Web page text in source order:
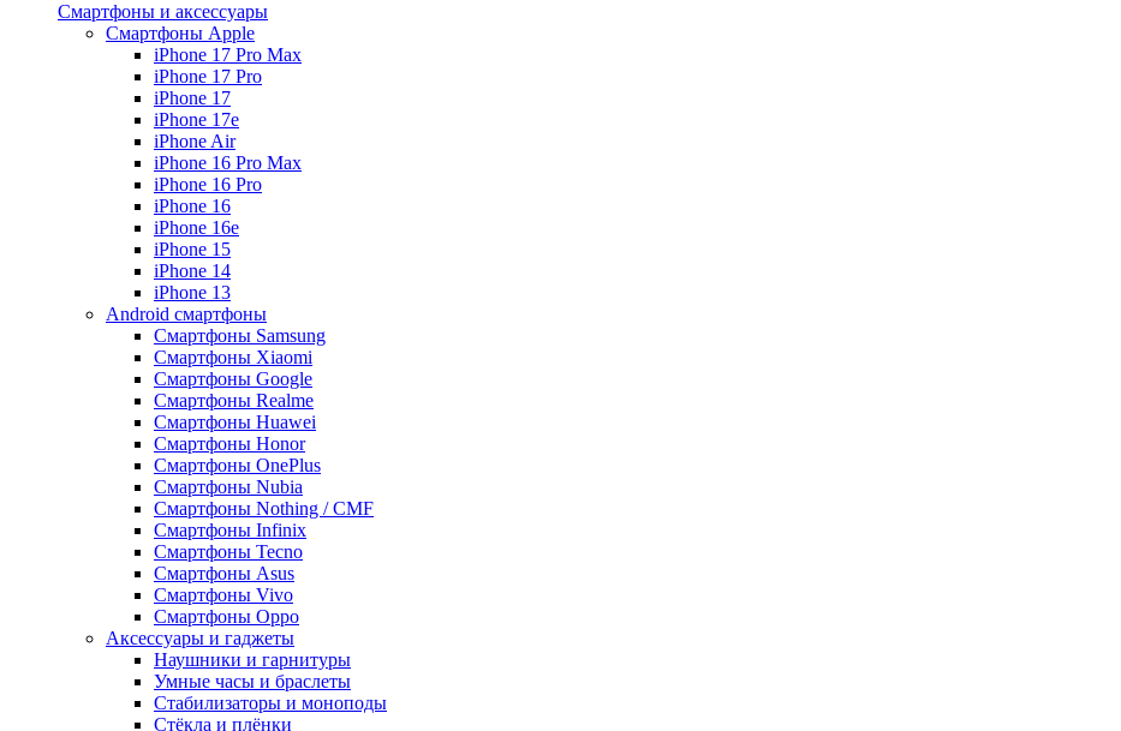
Смартфоны и аксессуары
Смартфоны Apple
iPhone 17 Pro Max
iPhone 17 Pro
iPhone 17
iPhone 17e
iPhone Air
iPhone 16 Pro Max
iPhone 16 Pro
iPhone 16
iPhone 16e
iPhone 15
iPhone 14
iPhone 13
Android cмартфоны
Смартфоны Samsung
Смартфоны Xiaomi
Смартфоны Google
Смартфоны Realme
Смартфоны Huawei
Смартфоны Honor
Смартфоны OnePlus
Смартфоны Nubia
Смартфоны Nothing / CMF
Смартфоны Infinix
Смартфоны Tecno
Смартфоны Asus
Смартфоны Vivo
Смартфоны Oppo
Аксессуары и гаджеты
Наушники и гарнитуры
Умные часы и браслеты
Стабилизаторы и моноподы
Стёкла и плёнки